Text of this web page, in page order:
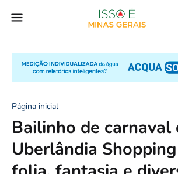
Página inicial
Bailinho de carnaval
Uberlândia